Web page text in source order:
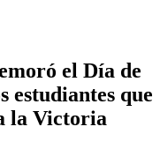
el Día de
estudiantes que
la Victoria